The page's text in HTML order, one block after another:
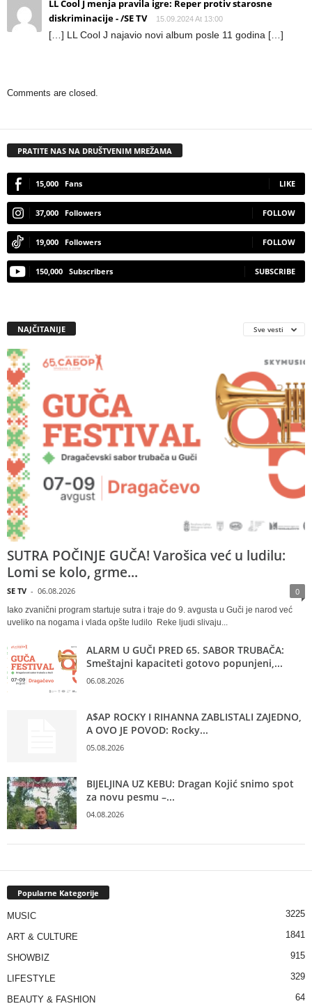
LL Cool J menja pravila igre: Reper protiv starosne
diskriminacije - /SE TV
15.09.2024 At 13:00
[…] LL Cool J najavio novi album posle 11 godina […]
Comments are closed.
PRATITE NAS NA DRUŠTVENIM MREŽAMA
15,000 Fans LIKE
37,000 Followers FOLLOW
19,000 Followers FOLLOW
150,000 Subscribers SUBSCRIBE
NAJČITANIJE Sve vesti
SUTRA POČINJE GUČA! Varošica već u ludilu:
Lomi se kolo, grme...
SE TV - 06.08.2026 0
Iako zvanični program startuje sutra i traje do 9. avgusta u Guči je narod već
uveliko na nogama i vlada opšte ludilo Reke ljudi slivaju...
ALARM U GUČI PRED 65. SABOR TRUBAČA:
Smeštajni kapaciteti gotovo popunjeni,...
06.08.2026
A$AP ROCKY I RIHANNA ZABLISTALI ZAJEDNO,
A OVO JE POVOD: Rocky...
05.08.2026
BIJELJINA UZ KEBU: Dragan Kojić snimo spot
za novu pesmu –...
04.08.2026
Popularne Kategorije
MUSIC 3225
ART & CULTURE 1841
SHOWBIZ 915
LIFESTYLE 329
BEAUTY & FASHION 64